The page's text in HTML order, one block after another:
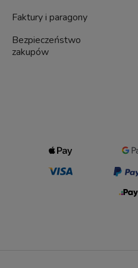
Faktury i paragony
Bezpieczeństwo
zakupów